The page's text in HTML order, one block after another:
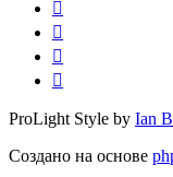
ProLight Style by Ian
Создано на основе